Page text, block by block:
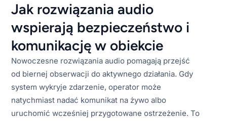
Jak rozwiązania audio
wspierają bezpieczeństwo i
komunikację w obiekcie
Nowoczesne rozwiązania audio pomagają przejść
od biernej obserwacji do aktywnego działania. Gdy
system wykryje zdarzenie, operator może
natychmiast nadać komunikat na żywo albo
uruchomić wcześniej przygotowane ostrzeżenie. To